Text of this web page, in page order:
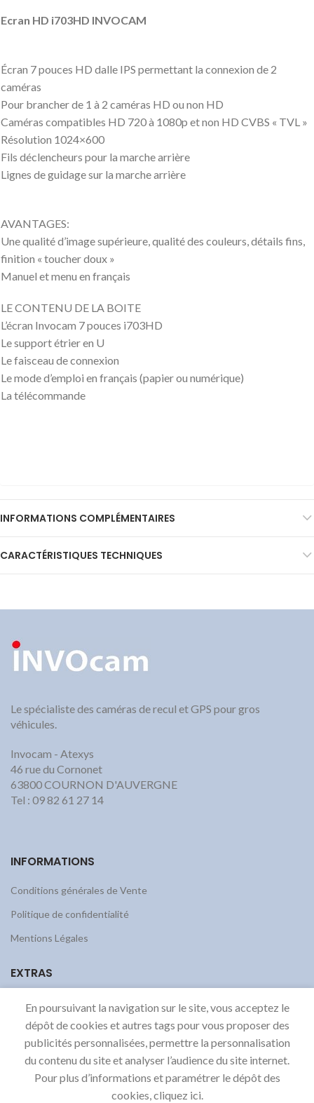
Ecran HD i703HD INVOCAM
Écran 7 pouces HD dalle IPS permettant la connexion de 2
caméras
Pour brancher de 1 à 2 caméras HD ou non HD
Caméras compatibles HD 720 à 1080p et non HD CVBS « TVL »
Résolution 1024×600
Fils déclencheurs pour la marche arrière
Lignes de guidage sur la marche arrière
AVANTAGES:
Une qualité d’image supérieure, qualité des couleurs, détails fins,
finition « toucher doux »
Manuel et menu en français
LE CONTENU DE LA BOITE
L’écran Invocam 7 pouces i703HD
Le support étrier en U
Le faisceau de connexion
Le mode d’emploi en français (papier ou numérique)
La télécommande
INFORMATIONS COMPLÉMENTAIRES
CARACTÉRISTIQUES TECHNIQUES
Le spécialiste des caméras de recul et GPS pour gros
véhicules.
Invocam - Atexys
46 rue du Cornonet
63800 COURNON D'AUVERGNE
Tel : 09 82 61 27 14
INFORMATIONS
Conditions générales de Vente
Politique de confidentialité
Mentions Légales
EXTRAS
A Propos
FAQs
Contact
Blog Invocam
En poursuivant la navigation sur le site, vous acceptez le
dépôt de cookies et autres tags pour vous proposer des
publicités personnalisées, permettre la personnalisation
du contenu du site et analyser l’audience du site internet.
Pour plus d’informations et paramétrer le dépôt des
cookies, cliquez ici.